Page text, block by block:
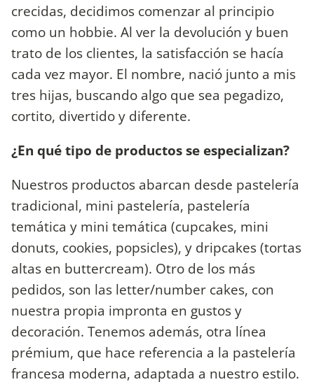
crecidas, decidimos comenzar al principio
como un hobbie. Al ver la devolución y buen
trato de los clientes, la satisfacción se hacía
cada vez mayor. El nombre, nació junto a mis
tres hijas, buscando algo que sea pegadizo,
cortito, divertido y diferente.
¿En qué tipo de productos se especializan?
Nuestros productos abarcan desde pastelería
tradicional, mini pastelería, pastelería
temática y mini temática (cupcakes, mini
donuts, cookies, popsicles), y dripcakes (tortas
altas en buttercream). Otro de los más
pedidos, son las letter/number cakes, con
nuestra propia impronta en gustos y
decoración. Tenemos además, otra línea
prémium, que hace referencia a la pastelería
francesa moderna, adaptada a nuestro estilo.